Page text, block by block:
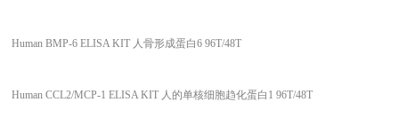
Human BMP-6 ELISA KIT 人骨形成蛋白6 96T/48T
Human CCL2/MCP-1 ELISA KIT 人的单核细胞趋化蛋白1 96T/48T